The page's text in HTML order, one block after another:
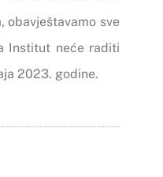
obavještavamo sve
Institut neće raditi
2023. godine.